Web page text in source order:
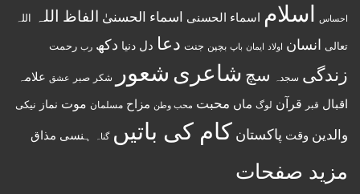
احساس اسلام اسماء الحسنى اسماء الحسنیٰ الفاظ اللہ اللہ
تعالی انسان اولاد ایمان باپ بچپن جنت دعا دل دنیا دکھ رب رحمت
زندگی سجدہ سچ شاعری شعور شکر صبر عشق علامہ
اقبال قبر قرآن لوگ ماں محبت محب وطن مزاح مسلمان موت نماز نیکی
والدین وقت پاکستان کام کی باتیں گناہ ہنسی مذاق
مزید صفحات